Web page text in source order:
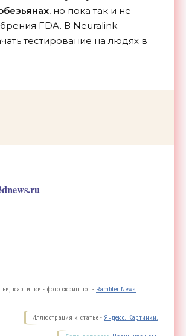
, но пока так и не
FDA. В Neuralink
тестирование на людях в
картинки - фото скриншот - Rambler News
Иллюстрация к статье - Яндекс. Картинки.